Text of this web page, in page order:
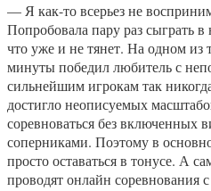
— Я как-то всерьез не
Попробовала пару раз сыграть в
что уже и не тянет. На одном из
минуты победил любитель с
сильнейшим игрокам так
достигло неописуемых
соревноваться без включенных
соперниками. Поэтому в
просто оставаться в тонусе. А
проводят онлайн соревнования